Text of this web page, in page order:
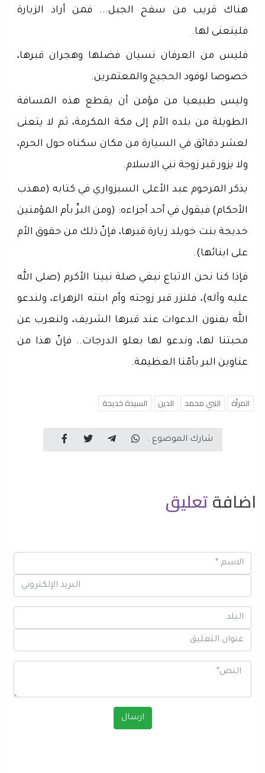
هناك قريب من سفح الجبل... فمن أراد الزيارة
فليتعنى لها.
فليس من العرفان نسيان فضلها وهجران قبرها،
خصوصا لوفود الحجيج والمعتمرين.
وليس طبيعيا من مؤمن أن يقطع هذه المسافة
الطويلة من بلده الأم إلى مكة المكرمة، ثم لا يتعنى
لعشر دقائق في السيارة من مكان سكناه حول الحرم،
ولا يزور قبر زوجة نبي الاسلام.
يذكر المرحوم عبد الأعلى السبزواري في كتابه (مهذب
الأحكام) فيقول في أحد أجزاءه: (ومن البرِّ بأم المؤمنين
خديجة بنت خويلد زيارة قبرها، فإنّ ذلك من حقوق الأم
على ابنائها).
فإذا كنا نحن الاتباع نبغي صلة نبينا الأكرم (صلى الله
عليه وآله)، فلنزر قبر زوجته وأم ابنته الزهراء، ولندعو
الله بفنون الدعوات عند قبرها الشريف، ولنعرب عن
محبتنا لها، وندعو لها بعلو الدرجات.. فإنّ هذا من
عناوين البر بأمّنا العظيمة.
المرأة النبي محمد الدين السيدة خديجة
شارك الموضوع :
اضافةتعليق